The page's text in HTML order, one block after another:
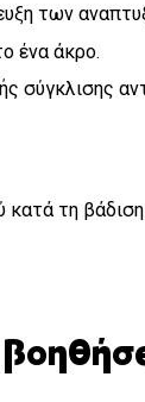
των
ένα άκρο.
σύγκλισης
κατά τη